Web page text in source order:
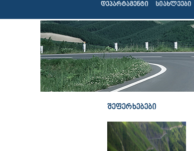
დეპარტამენტი სიახლეები
შეფერხებები